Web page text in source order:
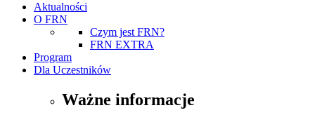
Aktualności
O FRN
Czym jest FRN?
FRN EXTRA
Program
Dla Uczestników
Ważne informacje